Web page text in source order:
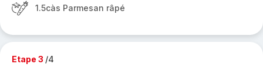
1.5càs Parmesan râpé
Etape 3 /4